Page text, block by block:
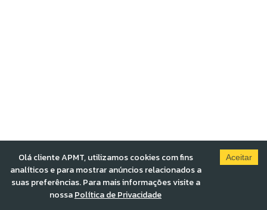
Olá cliente APMT, utilizamos cookies com fins
analíticos e para mostrar anúncios relacionados a
suas preferências. Para mais informações visite a
nossaPolítica de Privacidade
Aceitar